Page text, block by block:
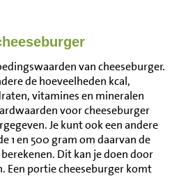
van cheeseburger.
de hoeveelheden kcal,
vitamines en mineralen
voor cheeseburger
Je kunt ook een andere
1 en 500 gram om daarvan de
Dit kan je doen door
Een portie cheeseburger komt